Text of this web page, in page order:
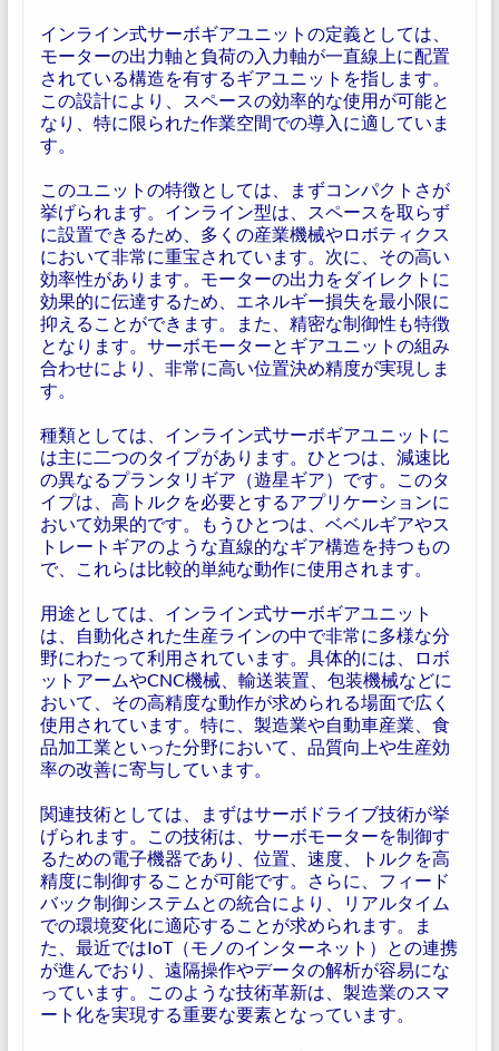
インライン式サーボギアユニットの定義としては、
モーターの出力軸と負荷の入力軸が一直線上に配置
されている構造を有するギアユニットを指します。
この設計により、スペースの効率的な使用が可能と
なり、特に限られた作業空間での導入に適していま
す。
このユニットの特徴としては、まずコンパクトさが
挙げられます。インライン型は、スペースを取らず
に設置できるため、多くの産業機械やロボティクス
において非常に重宝されています。次に、その高い
効率性があります。モーターの出力をダイレクトに
効果的に伝達するため、エネルギー損失を最小限に
抑えることができます。また、精密な制御性も特徴
となります。サーボモーターとギアユニットの組み
合わせにより、非常に高い位置決め精度が実現しま
す。
種類としては、インライン式サーボギアユニットに
は主に二つのタイプがあります。ひとつは、減速比
の異なるプランタリギア（遊星ギア）です。このタ
イプは、高トルクを必要とするアプリケーションに
おいて効果的です。もうひとつは、ベベルギアやス
トレートギアのような直線的なギア構造を持つもの
で、これらは比較的単純な動作に使用されます。
用途としては、インライン式サーボギアユニット
は、自動化された生産ラインの中で非常に多様な分
野にわたって利用されています。具体的には、ロボ
ットアームやCNC機械、輸送装置、包装機械などに
おいて、その高精度な動作が求められる場面で広く
使用されています。特に、製造業や自動車産業、食
品加工業といった分野において、品質向上や生産効
率の改善に寄与しています。
関連技術としては、まずはサーボドライブ技術が挙
げられます。この技術は、サーボモーターを制御す
るための電子機器であり、位置、速度、トルクを高
精度に制御することが可能です。さらに、フィード
バック制御システムとの統合により、リアルタイム
での環境変化に適応することが求められます。ま
た、最近ではIoT（モノのインターネット）との連携
が進んでおり、遠隔操作やデータの解析が容易にな
っています。このような技術革新は、製造業のスマ
ート化を実現する重要な要素となっています。